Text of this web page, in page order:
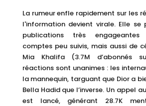
La rumeur enfle rapidement sur les
l'information devient virale. Elle se
publications très
comptes peu suivis, mais aussi de
Mia Khalifa (3.7M d’abonnés
réactions sont unanimes : les
la mannequin, targuant que Dior a
Bella Hadid que l’inverse. Un appel
est lancé, générant 28.7K